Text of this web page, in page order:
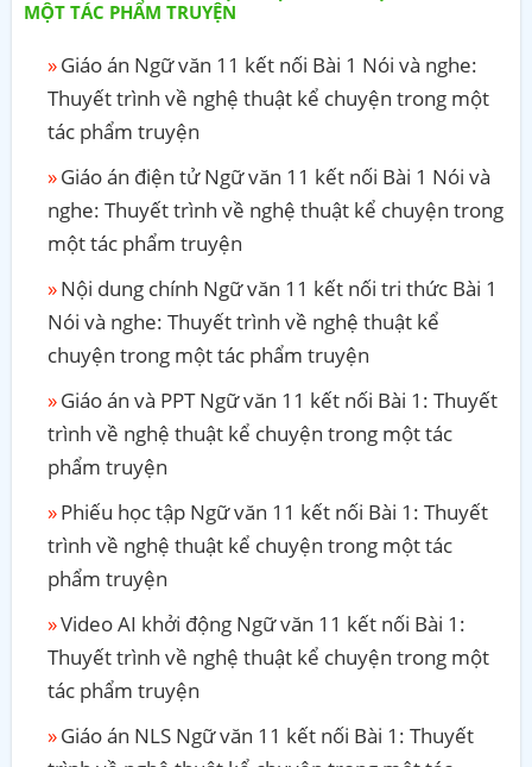
MỘT TÁC PHẨM TRUYỆN
Giáo án Ngữ văn 11 kết nối Bài 1 Nói và nghe:
Thuyết trình về nghệ thuật kể chuyện trong một
tác phẩm truyện
Giáo án điện tử Ngữ văn 11 kết nối Bài 1 Nói và
nghe: Thuyết trình về nghệ thuật kể chuyện trong
một tác phẩm truyện
Nội dung chính Ngữ văn 11 kết nối tri thức Bài 1
Nói và nghe: Thuyết trình về nghệ thuật kể
chuyện trong một tác phẩm truyện
Giáo án và PPT Ngữ văn 11 kết nối Bài 1: Thuyết
trình về nghệ thuật kể chuyện trong một tác
phẩm truyện
Phiếu học tập Ngữ văn 11 kết nối Bài 1: Thuyết
trình về nghệ thuật kể chuyện trong một tác
phẩm truyện
Video AI khởi động Ngữ văn 11 kết nối Bài 1:
Thuyết trình về nghệ thuật kể chuyện trong một
tác phẩm truyện
Giáo án NLS Ngữ văn 11 kết nối Bài 1: Thuyết